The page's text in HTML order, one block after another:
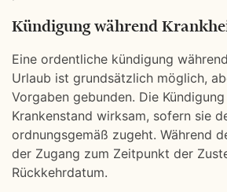
Kündigung während
Eine ordentliche kündigung
Urlaub ist grundsätzlich möglich,
Vorgaben gebunden. Die
Krankenstand wirksam, sofern sie
ordnungsgemäß zugeht. Während
der Zugang zum Zeitpunkt der
Rückkehrdatum.